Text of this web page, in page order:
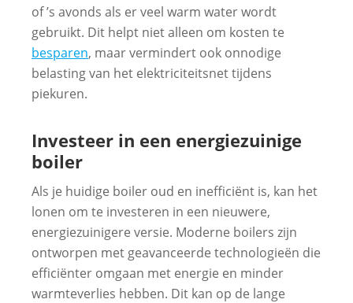
of ’s avonds als er veel warm water wordt
gebruikt. Dit helpt niet alleen om kosten te
besparen, maar vermindert ook onnodige
belasting van het elektriciteitsnet tijdens
piekuren.
Investeer in een energiezuinige
boiler
Als je huidige boiler oud en inefficiënt is, kan het
lonen om te investeren in een nieuwere,
energiezuinigere versie. Moderne boilers zijn
ontworpen met geavanceerde technologieën die
efficiënter omgaan met energie en minder
warmteverlies hebben. Dit kan op de lange